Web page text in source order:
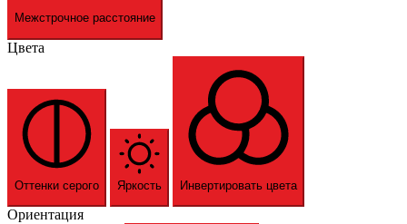
Межстрочное расстояние
Цвета
Оттенки серого Яркость Инвертировать цвета
Ориентация